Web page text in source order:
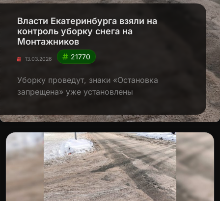
Власти Екатеринбурга взяли на
контроль уборку снега на
Монтажников
13.03.2026 21770
Уборку проведут, знаки «Остановка
запрещена» уже установлены